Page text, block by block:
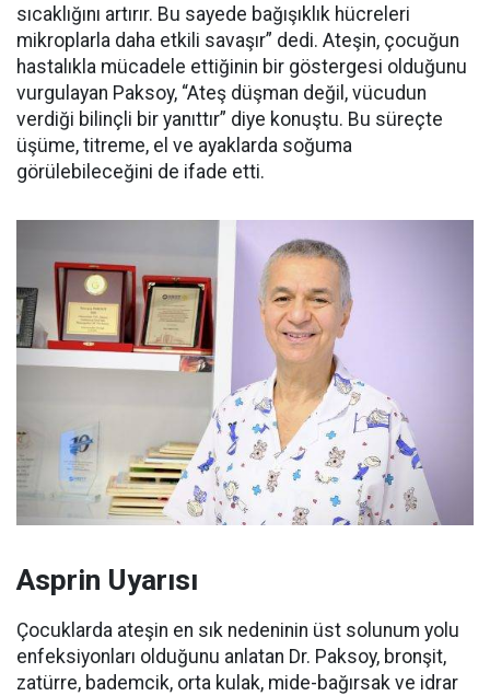
sıcaklığını artırır. Bu sayede bağışıklık hücreleri
mikroplarla daha etkili savaşır” dedi. Ateşin, çocuğun
hastalıkla mücadele ettiğinin bir göstergesi olduğunu
vurgulayan Paksoy, “Ateş düşman değil, vücudun
verdiği bilinçli bir yanıttır” diye konuştu. Bu süreçte
üşüme, titreme, el ve ayaklarda soğuma
görülebileceğini de ifade etti.
Asprin Uyarısı
Çocuklarda ateşin en sık nedeninin üst solunum yolu
enfeksiyonları olduğunu anlatan Dr. Paksoy, bronşit,
zatürre, bademcik, orta kulak, mide-bağırsak ve idrar